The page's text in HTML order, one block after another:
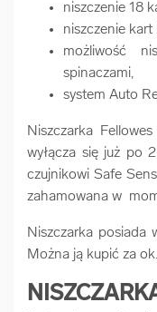
niszczenie 18
niszczenie
możliwość
spinaczami,
system Auto
Niszczarka
wyłącza się już po
czujnikowi Safe
zahamowana w
Niszczarka posiada
Można ją kupić za